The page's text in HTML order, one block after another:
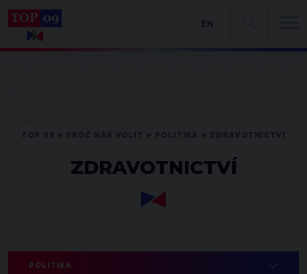
ZDRAVOTNICTVÍ
POLITIKA